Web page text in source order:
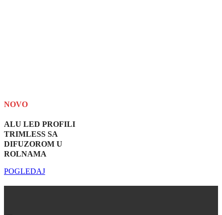
NOVO
ALU LED PROFILI
TRIMLESS SA
DIFUZOROM U
ROLNAMA
POGLEDAJ